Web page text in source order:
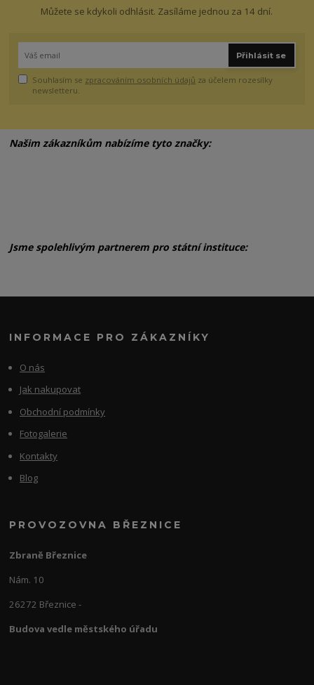
Můžete se kdykoli odhlásit. Zasíláme jednou za 14 dní.
Přihlásit se
Souhlasím se zpracováním osobních údajů za účelem rozesílky
newsletteru.
Našim zákazníkům nabízíme tyto značky:
Jsme spolehlivým partnerem pro státní instituce:
INFORMACE PRO ZÁKAZNÍKY
O nás
Jak nakupovat
Obchodní podmínky
Fotogalerie
Kontakty
Blog
PROVOZOVNA BŘEZNICE
Zbraně Březnice
Nám. 10
26272 Březnice -
Budova vedle městského úřadu